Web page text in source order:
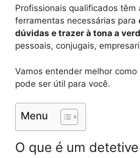
Profissionais qualificados têm
ferramentas necessárias para
dúvidas e trazer à tona a
pessoais, conjugais,
Vamos entender melhor como
pode ser útil para você.
Menu
O que é um